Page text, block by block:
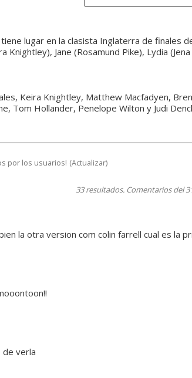
lugar en la clasista Inglaterra de finales
Knightley), Jane (Rosamund Pike), Lydia
Keira Knightley, Matthew Macfadyen,
Tom Hollander, Penelope Wilton y Judi
por los usuarios! (Actualizar)
33 resultados. Comentarios del
la otra version com colin farrell cual es la
de verla